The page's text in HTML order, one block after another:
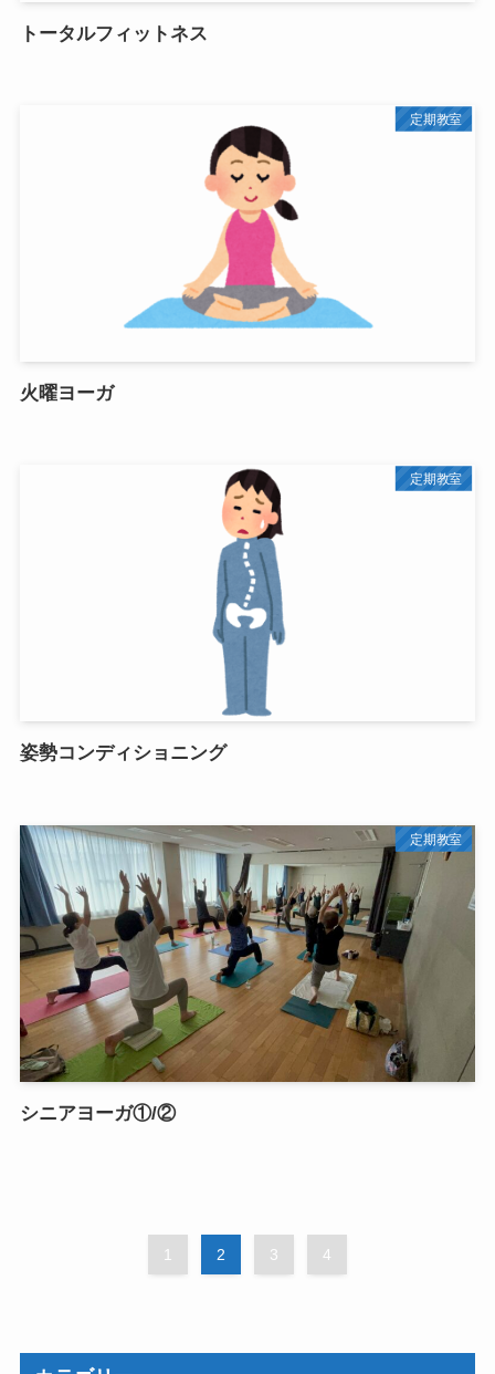
トータルフィットネス
定期教室
火曜ヨーガ
定期教室
姿勢コンディショニング
定期教室
シニアヨーガ①/②
1 2 3 4